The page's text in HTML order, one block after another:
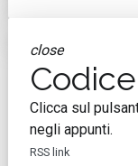
close
Clicca sul
negli appunti.
RSS link